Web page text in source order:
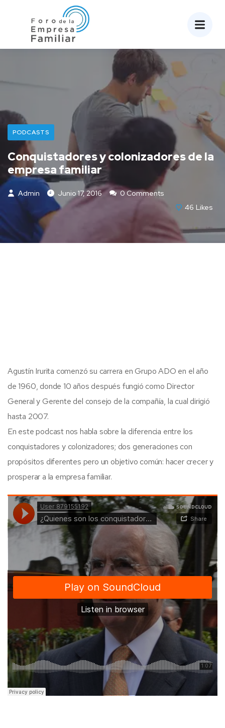
PODCASTS
Conquistadores y colonizadores de la
empresa familiar
Admin Junio 17, 2016
0 Comments
46 Likes
Agustín Irurita comenzó su carrera en Grupo ADO en el año
de 1960, donde 10 años después fungió como Director
General y Gerente del consejo de la compañía, la cual dirigió
hasta 2007.
En este podcast nos habla sobre la diferencia entre los
conquistadores y colonizadores; dos generaciones con
propósitos diferentes pero un objetivo común: hacer crecer y
prosperar a la empresa familiar.